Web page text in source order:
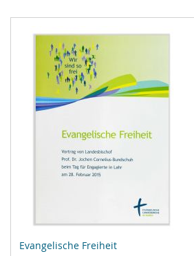
Evangelische Freiheit